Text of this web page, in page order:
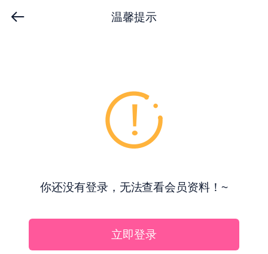
温馨提示
你还没有登录，无法查看会员资料！~
立即登录